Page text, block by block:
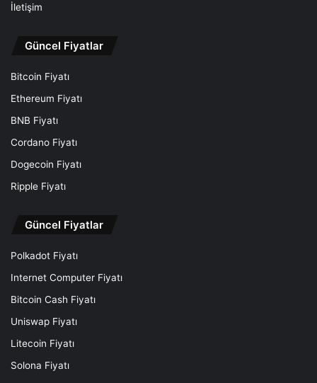
İletişim
Güncel Fiyatlar
Bitcoin Fiyatı
Ethereum Fiyatı
BNB Fiyatı
Cordano Fiyatı
Dogecoin Fiyatı
Ripple Fiyatı
Güncel Fiyatlar
Polkadot Fiyatı
Internet Computer Fiyatı
Bitcoin Cash Fiyatı
Uniswap Fiyatı
Litecoin Fiyatı
Solona Fiyatı